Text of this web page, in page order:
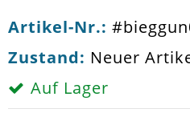
Artikel-Nr.:
Zustand: Neuer
Auf Lager